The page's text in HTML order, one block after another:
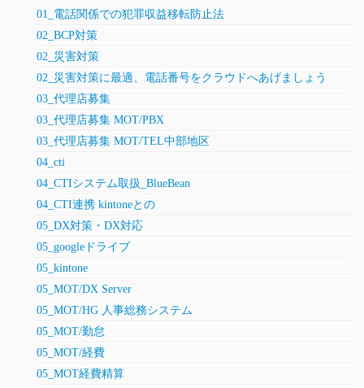
01_電話関係での犯罪収益移転防止法
02_BCP対策
02_災害対策
02_災害対策に最適、電話番号をクラウドへあげましょう
03_代理店募集
03_代理店募集 MOT/PBX
03_代理店募集 MOT/TEL中部地区
04_cti
04_CTIシステム取扱_BlueBean
04_CTI連携 kintoneとの
05_DX対策・DX対応
05_googleドライブ
05_kintone
05_MOT/DX Server
05_MOT/HG 人事総務システム
05_MOT/勤怠
05_MOT/経費
05_MOT経費精算